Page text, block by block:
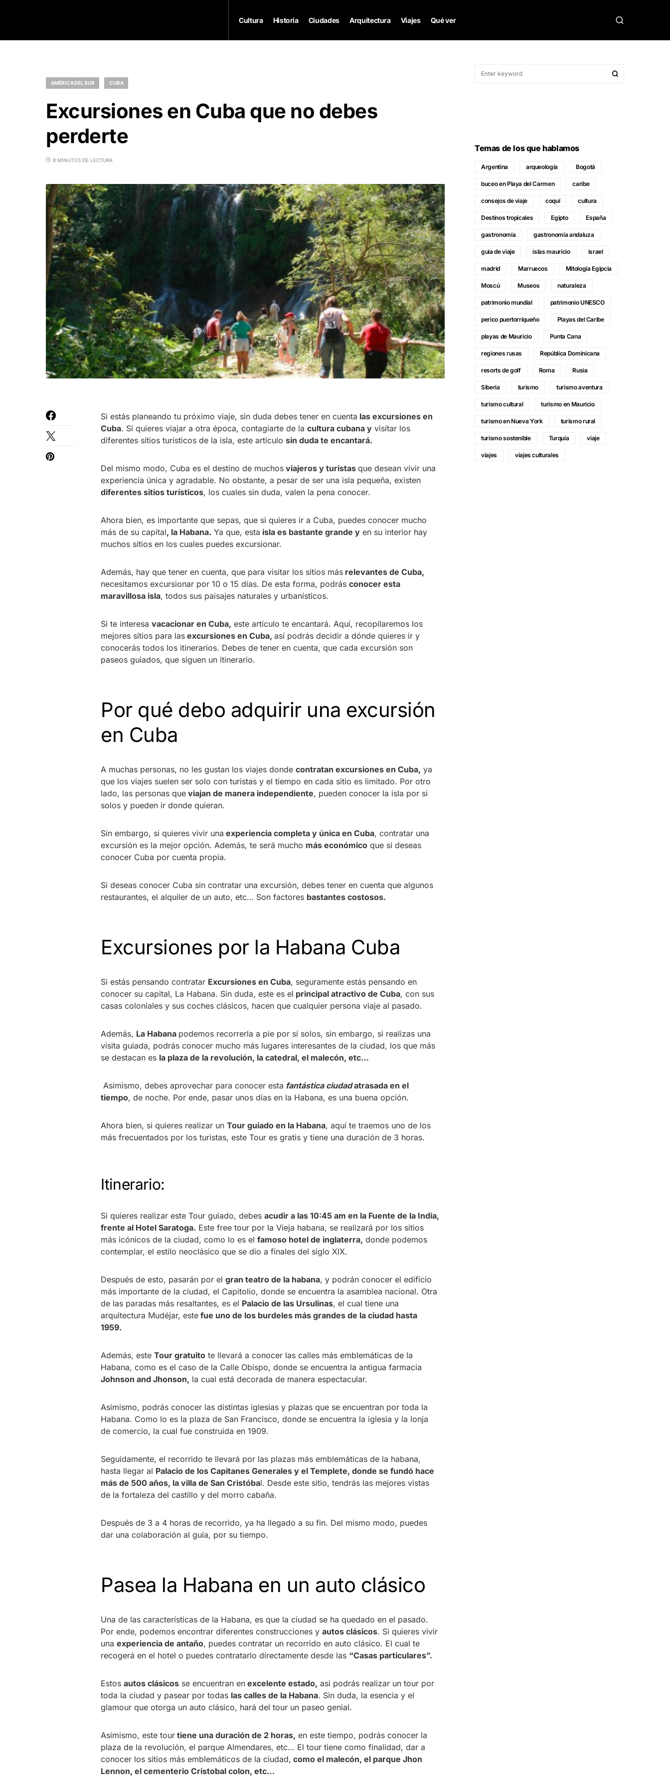
Cultura Historia Ciudades Arquitectura Viajes Qué ver
AMÉRICA DEL SUR CUBA
Excursiones en Cuba que no debes
perderte
8 MINUTOS DE LECTURA
Si estás planeando tu próximo viaje, sin duda debes tener en cuenta las excursiones en
Cuba. Si quieres viajar a otra época, contagiarte de la cultura cubana y visitar los
diferentes sitios turísticos de la isla, este artículo sin duda te encantará.
Del mismo modo, Cuba es el destino de muchos viajeros y turistas que desean vivir una
experiencia única y agradable. No obstante, a pesar de ser una isla pequeña, existen
diferentes sitios turísticos, los cuales sin duda, valen la pena conocer.
Ahora bien, es importante que sepas, que si quieres ir a Cuba, puedes conocer mucho
más de su capital, la Habana. Ya que, esta isla es bastante grande y en su interior hay
muchos sitios en los cuales puedes excursionar.
Además, hay que tener en cuenta, que para visitar los sitios más relevantes de Cuba,
necesitamos excursionar por 10 o 15 días. De esta forma, podrás conocer esta
maravillosa isla, todos sus paisajes naturales y urbanísticos.
Si te interesa vacacionar en Cuba, este artículo te encantará. Aquí, recopilaremos los
mejores sitios para las excursiones en Cuba, así podrás decidir a dónde quieres ir y
conocerás todos los itinerarios. Debes de tener en cuenta, que cada excursión son
paseos guiados, que siguen un itinerario.
Por qué debo adquirir una excursión
en Cuba
A muchas personas, no les gustan los viajes donde contratan excursiones en Cuba, ya
que los viajes suelen ser solo con turistas y el tiempo en cada sitio es limitado. Por otro
lado, las personas que viajan de manera independiente, pueden conocer la isla por si
solos y pueden ir donde quieran.
Sin embargo, si quieres vivir una experiencia completa y única en Cuba, contratar una
excursión es la mejor opción. Además, te será mucho más económico que si deseas
conocer Cuba por cuenta propia.
Si deseas conocer Cuba sin contratar una excursión, debes tener en cuenta que algunos
restaurantes, el alquiler de un auto, etc… Son factores bastantes costosos.
Excursiones por la Habana Cuba
Si estás pensando contratar Excursiones en Cuba, seguramente estás pensando en
conocer su capital, La Habana. Sin duda, este es el principal atractivo de Cuba, con sus
casas coloniales y sus coches clásicos, hacen que cualquier persona viaje al pasado.
Además, La Habana podemos recorrerla a pie por sí solos, sin embargo, si realizas una
visita guiada, podrás conocer mucho más lugares interesantes de la ciudad, los que más
se destacan es la plaza de la revolución, la catedral, el malecón, etc…
Asimismo, debes aprovechar para conocer esta fantástica ciudadatrasada en el
tiempo, de noche. Por ende, pasar unos días en la Habana, es una buena opción.
Ahora bien, si quieres realizar un Tour guiado en la Habana, aquí te traemos uno de los
más frecuentados por los turistas, este Tour es gratis y tiene una duración de 3 horas.
Itinerario:
Si quieres realizar este Tour guiado, debes acudir a las 10:45 am en la Fuente de la India,
frente al Hotel Saratoga. Este free tour por la Vieja habana, se realizará por los sitios
más icónicos de la ciudad, como lo es el famoso hotel de inglaterra, donde podemos
contemplar, el estilo neoclásico que se dio a finales del siglo XIX.
Después de esto, pasarán por el gran teatro de la habana, y podrán conocer el edificio
más importante de la ciudad, el Capitolio, donde se encuentra la asamblea nacional. Otra
de las paradas más resaltantes, es el Palacio de las Ursulinas, el cual tiene una
arquitectura Mudéjar, este fue uno de los burdeles más grandes de la ciudad hasta
1959.
Además, este Tour gratuito te llevará a conocer las calles más emblemáticas de la
Habana, como es el caso de la Calle Obispo, donde se encuentra la antigua farmacia
Johnson and Jhonson, la cual está decorada de manera espectacular.
Asimismo, podrás conocer las distintas iglesias y plazas que se encuentran por toda la
Habana. Como lo es la plaza de San Francisco, donde se encuentra la iglesia y la lonja
de comercio, la cual fue construida en 1909.
Seguidamente, el recorrido te llevará por las plazas más emblemáticas de la habana,
hasta llegar al Palacio de los Capitanes Generales y el Templete, donde se fundó hace
más de 500 años, la villa de San Cristóbal. Desde este sitio, tendrás las mejores vistas
de la fortaleza del castillo y del morro cabaña.
Después de 3 a 4 horas de recorrido, ya ha llegado a su fin. Del mismo modo, puedes
dar una colaboración al guía, por su tiempo.
Pasea la Habana en un auto clásico
Una de las características de la Habana, es que la ciudad se ha quedado en el pasado.
Por ende, podemos encontrar diferentes construcciones y autos clásicos. Si quieres vivir
una experiencia de antaño, puedes contratar un recorrido en auto clásico. El cual te
recogerá en el hotel o puedes contratarlo directamente desde las “Casas particulares”.
Estos autos clásicos se encuentran en excelente estado, asi podrás realizar un tour por
toda la ciudad y pasear por todas las calles de la Habana. Sin duda, la esencia y el
glamour que otorga un auto clásico, hará del tour un paseo genial.
Asimismo, este tour tiene una duración de 2 horas, en este tiempo, podrás conocer la
plaza de la revolución, el parque Almendares, etc… El tour tiene como finalidad, dar a
conocer los sitios más emblemáticos de la ciudad, como el malecón, el parque Jhon
Lennon, el cementerio Cristobal colon, etc…
Temas de los que hablamos
Argentina arqueología Bogotá
buceo en Playa del Carmen caribe
consejos de viaje coquí cultura
Destinos tropicales Egipto España
gastronomía gastronomía andaluza
guía de viaje islas mauricio israel
madrid Marruecos Mitología Egipcia
Moscú Museos naturaleza
patrimonio mundial patrimonio UNESCO
perico puertorriqueño Playas del Caribe
playas de Mauricio Punta Cana
regiones rusas República Dominicana
resorts de golf Roma Rusia
Siberia turismo turismo aventura
turismo cultural turismo en Mauricio
turismo en Nueva York turismo rural
turismo sostenible Turquía viaje
viajes viajes culturales